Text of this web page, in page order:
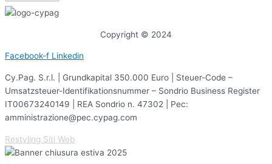
Copyright © 2024
Facebook-f Linkedin
Cy.Pag. S.r.l. | Grundkapital 350.000 Euro | Steuer-Code –
Umsatzsteuer-Identifikationsnummer – Sondrio Business Register
IT00673240149 | REA Sondrio n. 47302 | Pec:
amministrazione@pec.cypag.com
Restyling Siti Web